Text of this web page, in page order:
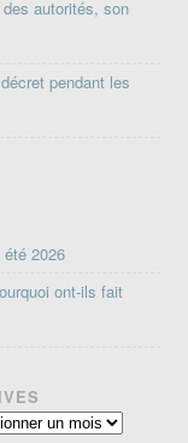
autorités, son
pendant les
2026
ont-ils fait